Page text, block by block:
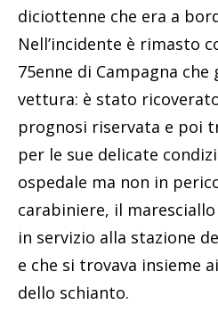
diciottenne che era a
Nell’incidente è rimasto
75enne di Campagna che
vettura: è stato
prognosi riservata e poi
per le sue delicate
ospedale ma non in
carabiniere, il
in servizio alla stazione
e che si trovava insieme
dello schianto.